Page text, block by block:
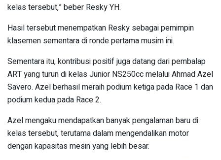
kelas tersebut,” beber Resky YH.
Hasil tersebut menempatkan Resky sebagai pemimpin
klasemen sementara di ronde pertama musim ini.
Sementara itu, kontribusi positif juga datang dari pembalap
ART yang turun di kelas Junior NS250cc melalui Ahmad Azel
Savero. Azel berhasil meraih podium ketiga pada Race 1 dan
podium kedua pada Race 2.
Azel mengaku mendapatkan banyak pengalaman baru di
kelas tersebut, terutama dalam mengendalikan motor
dengan kapasitas mesin yang lebih besar.